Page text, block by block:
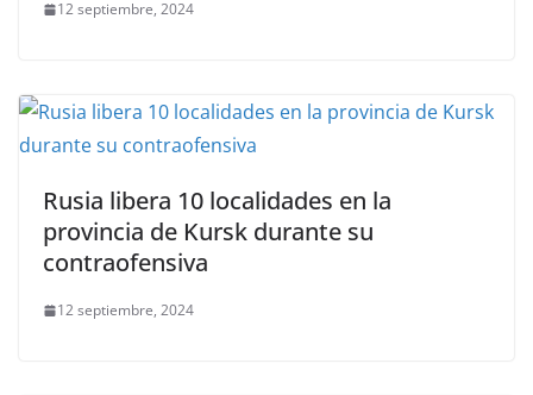
12 septiembre, 2024
Rusia libera 10 localidades en la
provincia de Kursk durante su
contraofensiva
12 septiembre, 2024